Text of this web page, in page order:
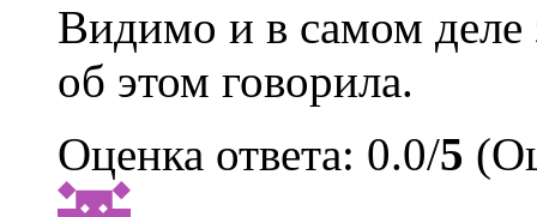
Видимо и в самом деле
об этом говорила.
Оценка ответа: 0.0/5